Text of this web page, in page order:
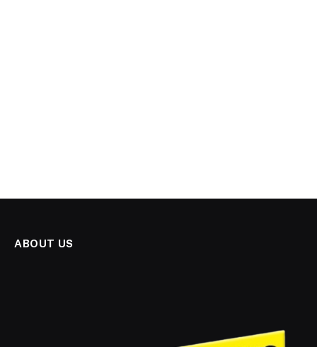
ABOUT US